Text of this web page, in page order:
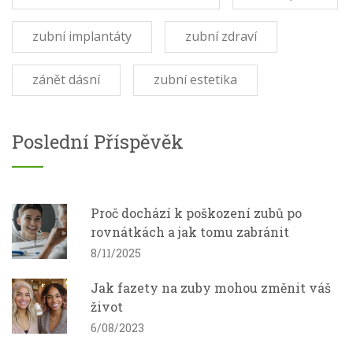
zubní implantáty zubní zdraví
zánět dásní zubní estetika
Poslední Příspěvěk
Proč dochází k poškození zubů po
rovnátkách a jak tomu zabránit
8/11/2025
Jak fazety na zuby mohou změnit váš
život
6/08/2023